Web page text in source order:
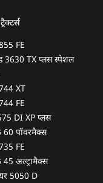
FE
3630 TX प्लस स्पेशल
XT
FE
575 DI XP प्लस
60 पॉवरमैक्स
FE
45 अल्ट्रामैक्स
5050 D